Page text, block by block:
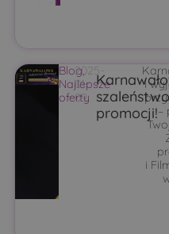
Blog,
Najlepsze
oferty
2025-
01-
09
promocji!
i
–
i